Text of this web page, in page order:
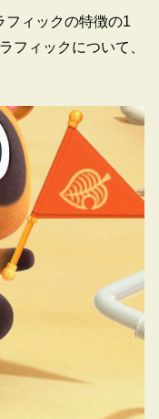
ィックの特徴の1
フィックについて、